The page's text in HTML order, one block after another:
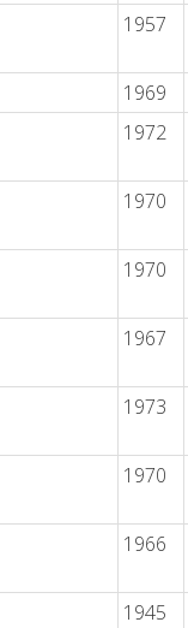
1957
1969
1972
1970
1970
1967
1973
1970
1966
1945